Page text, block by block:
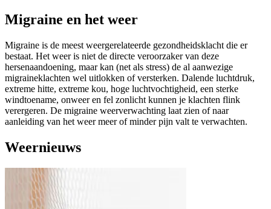
Migraine en het weer
Migraine is de meest weergerelateerde gezondheidsklacht die er
bestaat. Het weer is niet de directe veroorzaker van deze
hersenaandoening, maar kan (net als stress) de al aanwezige
migraineklachten wel uitlokken of versterken. Dalende luchtdruk,
extreme hitte, extreme kou, hoge luchtvochtigheid, een sterke
windtoename, onweer en fel zonlicht kunnen je klachten flink
verergeren. De migraine weerverwachting laat zien of naar
aanleiding van het weer meer of minder pijn valt te verwachten.
Weernieuws